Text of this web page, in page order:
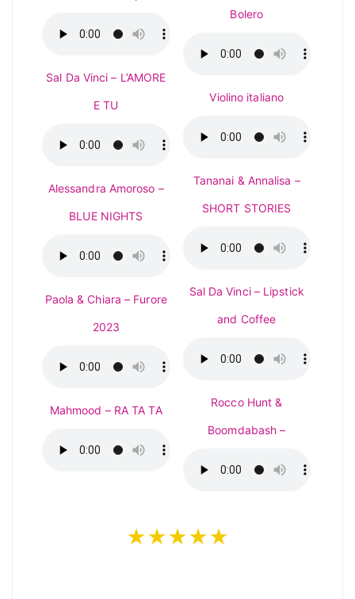
Sal Da Vinci – L’AMORE
E TU
Alessandra Amoroso –
BLUE NIGHTS
Paola & Chiara – Furore
2023
Mahmood – RA TA TA
Bolero
Violino italiano
Tananai & Annalisa –
SHORT STORIES
Sal Da Vinci – Lipstick
and Coffee
Rocco Hunt &
Boomdabash –
★★★★★